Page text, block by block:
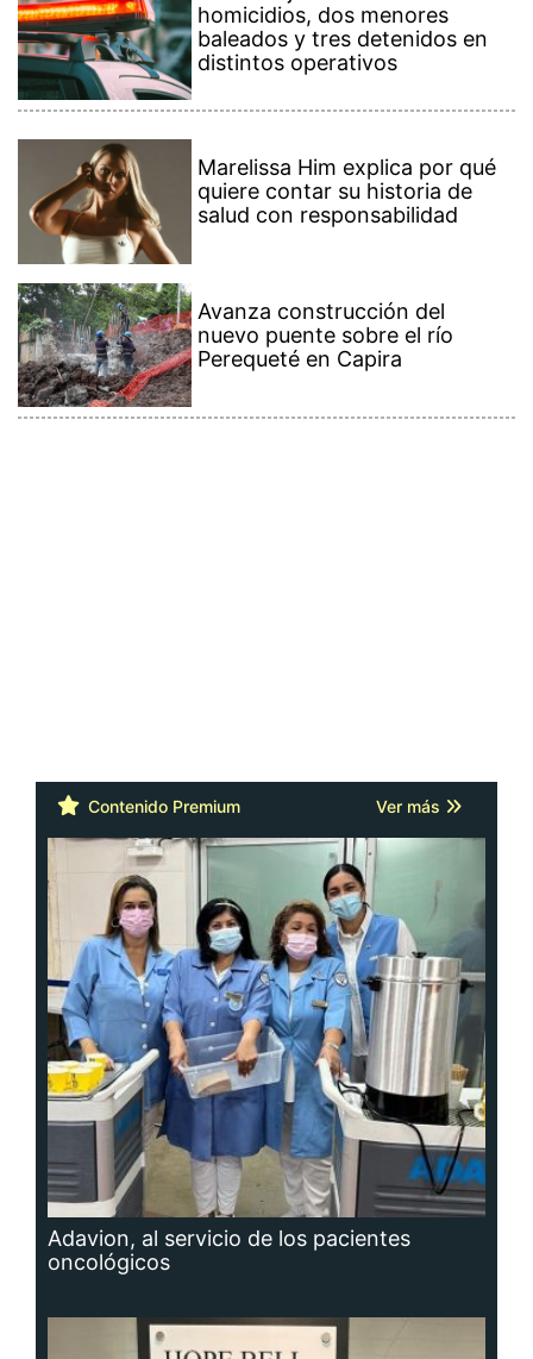
homicidios, dos menores
baleados y tres detenidos en
distintos operativos
Marelissa Him explica por qué
quiere contar su historia de
salud con responsabilidad
Avanza construcción del
nuevo puente sobre el río
Perequeté en Capira
Contenido Premium Ver más
Adavion, al servicio de los pacientes
oncológicos